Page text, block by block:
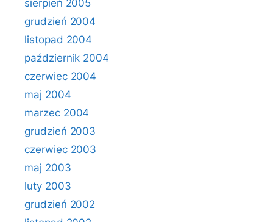
sierpień 2005
grudzień 2004
listopad 2004
październik 2004
czerwiec 2004
maj 2004
marzec 2004
grudzień 2003
czerwiec 2003
maj 2003
luty 2003
grudzień 2002